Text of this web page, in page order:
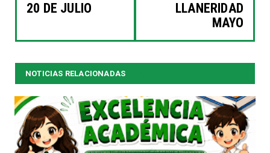
20 DE JULIO
LLANERIDAD
MAYO
NOTICIAS RELACIONADAS